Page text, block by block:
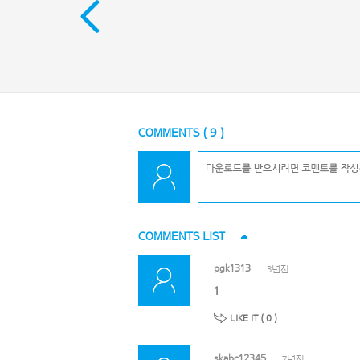
COMMENTS ( 9 )
COMMENTS LIST
pgk1313 3년전
1
LIKE IT ( 0 )
skabc12345